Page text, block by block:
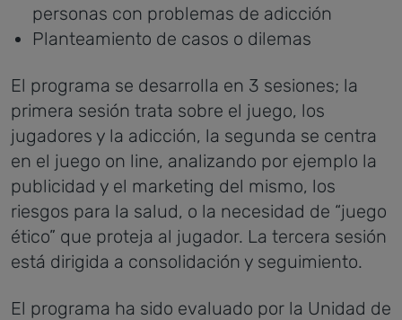
personas con problemas de adicción
Planteamiento de casos o dilemas
El programa se desarrolla en 3 sesiones; la
primera sesión trata sobre el juego, los
jugadores y la adicción, la segunda se centra
en el juego on line, analizando por ejemplo la
publicidad y el marketing del mismo, los
riesgos para la salud, o la necesidad de “juego
ético” que proteja al jugador. La tercera sesión
está dirigida a consolidación y seguimiento.
El programa ha sido evaluado por la Unidad de